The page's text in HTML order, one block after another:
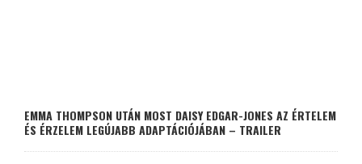
EMMA THOMPSON UTÁN MOST DAISY EDGAR-JONES AZ ÉRTELEM
ÉS ÉRZELEM LEGÚJABB ADAPTÁCIÓJÁBAN – TRAILER